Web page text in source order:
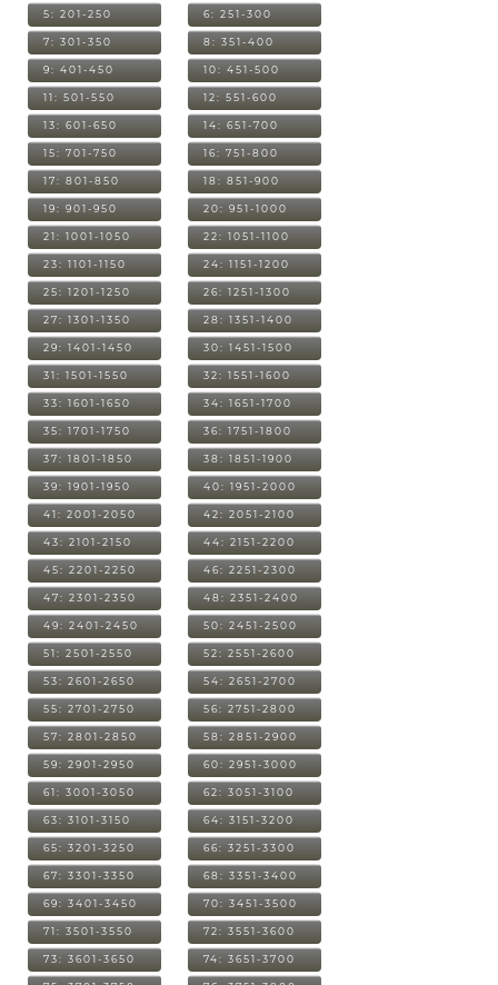
5: 201-250 6: 251-300
7: 301-350 8: 351-400
9: 401-450 10: 451-500
11: 501-550 12: 551-600
13: 601-650 14: 651-700
15: 701-750 16: 751-800
17: 801-850 18: 851-900
19: 901-950 20: 951-1000
21: 1001-1050 22: 1051-1100
23: 1101-1150 24: 1151-1200
25: 1201-1250 26: 1251-1300
27: 1301-1350 28: 1351-1400
29: 1401-1450 30: 1451-1500
31: 1501-1550 32: 1551-1600
33: 1601-1650 34: 1651-1700
35: 1701-1750 36: 1751-1800
37: 1801-1850 38: 1851-1900
39: 1901-1950 40: 1951-2000
41: 2001-2050 42: 2051-2100
43: 2101-2150 44: 2151-2200
45: 2201-2250 46: 2251-2300
47: 2301-2350 48: 2351-2400
49: 2401-2450 50: 2451-2500
51: 2501-2550 52: 2551-2600
53: 2601-2650 54: 2651-2700
55: 2701-2750 56: 2751-2800
57: 2801-2850 58: 2851-2900
59: 2901-2950 60: 2951-3000
61: 3001-3050 62: 3051-3100
63: 3101-3150 64: 3151-3200
65: 3201-3250 66: 3251-3300
67: 3301-3350 68: 3351-3400
69: 3401-3450 70: 3451-3500
71: 3501-3550 72: 3551-3600
73: 3601-3650 74: 3651-3700